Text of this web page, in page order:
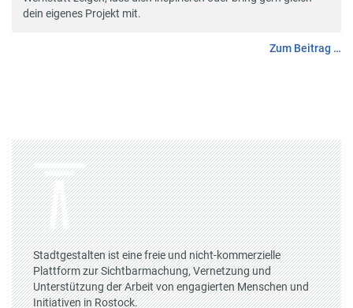
dein eigenes Projekt mit.
Zum Beitrag …
Stadtgestalten ist eine freie und nicht-kommerzielle
Plattform zur Sichtbarmachung, Vernetzung und
Unterstützung der Arbeit von engagierten Menschen und
Initiativen in Rostock.